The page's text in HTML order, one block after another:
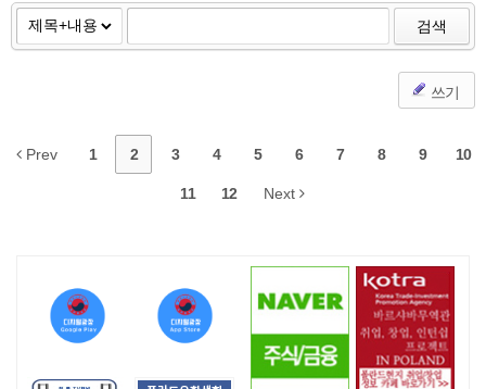
검색
쓰기
Prev 1 2 3 4 5 6 7 8 9 10
11 12 Next